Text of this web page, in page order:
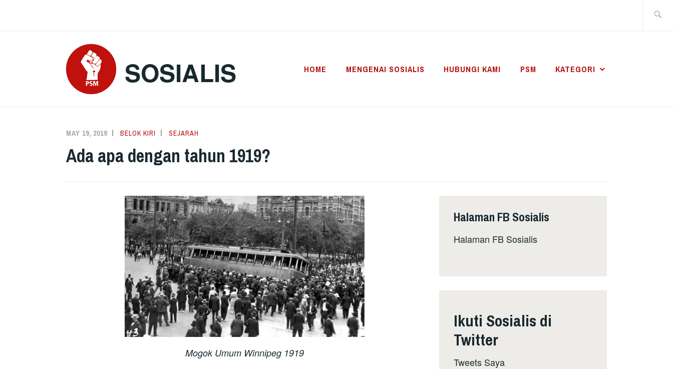
SOSIALIS HOME MENGENAI SOSIALIS HUBUNGI KAMI PSM KATEGORI
MAY 19, 2019 BELOK KIRI SEJARAH
Ada apa dengan tahun 1919?
Mogok Umum Winnipeg 1919
Halaman FB Sosialis
Halaman FB Sosialis
Ikuti Sosialis di
Twitter
Tweets Saya